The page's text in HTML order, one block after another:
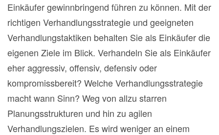
Einkäufer gewinnbringend führen zu können. Mit der
richtigen Verhandlungsstrategie und geeigneten
Verhandlungstaktiken behalten Sie als Einkäufer die
eigenen Ziele im Blick. Verhandeln Sie als Einkäufer
eher aggressiv, offensiv, defensiv oder
kompromissbereit? Welche Verhandlungsstrategie
macht wann Sinn? Weg von allzu starren
Planungsstrukturen und hin zu agilen
Verhandlungszielen. Es wird weniger an einem